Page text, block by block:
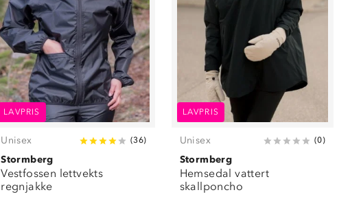
LAVPRIS
Unisex (36)
Stormberg
Vestfossen lettvekts
regnjakke
LAVPRIS
Unisex (0)
Stormberg
Hemsedal vattert
skallponcho